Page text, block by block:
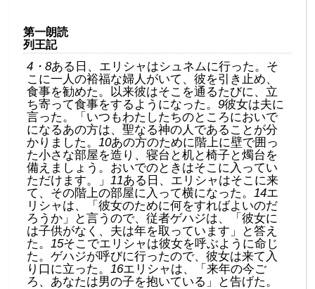
ー
ヤ
ー
第一朗読
列王記
4・8ある日、エリシャはシュネムに行った。そ
こに一人の裕福な婦人がいて、彼を引き止め、
食事を勧めた。以来彼はそこを通るたびに、立
ち寄って食事をするようになった。9彼女は夫に
言った。「いつもわたしたちのところにおいで
になるあの方は、聖なる神の人であることが分
かりました。 10あの方のために階上に壁で囲っ
た小さな部屋を造り、寝台と机と椅子と燭台を
備えましょう。おいでのときはそこに入ってい
ただけます。」 11ある日、エリシャはそこに来
て、その階上の部屋に入って横になった。 14エ
リシャは、「彼女のために何をすればよいのだ
ろうか」と言うので、従者ゲハジは、「彼女に
は子供がなく、夫は年を取っています」と答え
た。 15そこでエリシャは彼女を呼ぶように命じ
た。ゲハジが呼びに行ったので、彼女は来て入
り口に立った。 16エリシャは、「来年の今ご
ろ、あなたは男の子を抱いている」と告げた。